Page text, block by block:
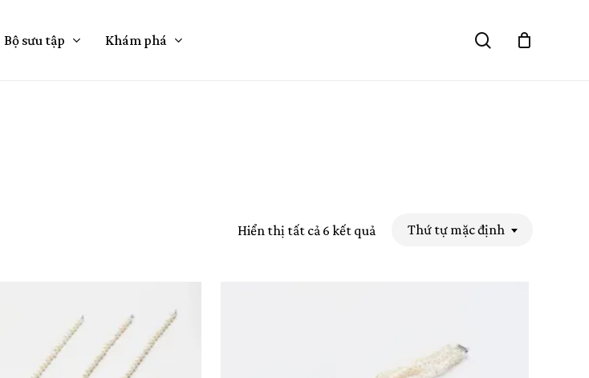
Bộ sưu tập Khám phá search
Cart
Hiển thị tất cả 6 kết quả Thứ tự mặc định